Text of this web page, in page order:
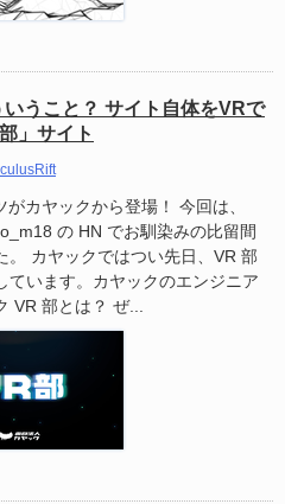
うこと？ サイト自体をVRで
」サイト
カヤックから登場！ 今回は、
の HN でお馴染みの比留間
。 カヤックではつい先日、VR 部
ています。カヤックのエンジニア
VR 部とは？ ぜ...